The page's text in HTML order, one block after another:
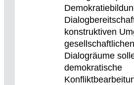
konstruktiven
Dialogräume
demokratische